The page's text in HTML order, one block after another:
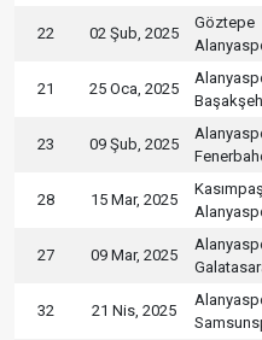
22 02 Şub, 2025
Göztepe
21 25 Oca, 2025
23 09 Şub, 2025
28 15 Mar, 2025
27 09 Mar, 2025
32 21 Nis, 2025